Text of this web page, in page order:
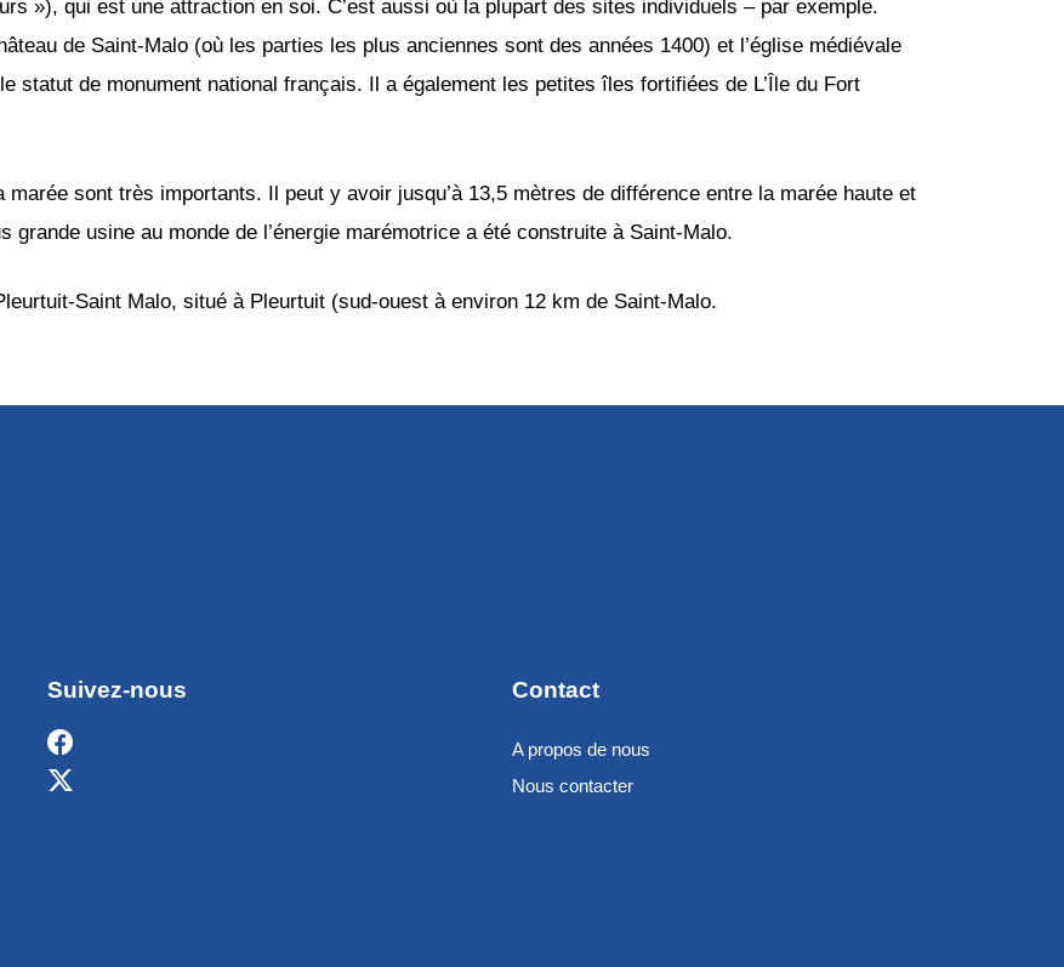
»), qui est une attraction en soi. C’est aussi où la plupart des sites individuels – par exemple.
de Saint-Malo (où les parties les plus anciennes sont des années 1400) et l’église médiévale
statut de monument national français. Il a également les petites îles fortifiées de L’Île du Fort
sont très importants. Il peut y avoir jusqu’à 13,5 mètres de différence entre la marée haute et
grande usine au monde de l’énergie marémotrice a été construite à Saint-Malo.
Saint Malo, situé à Pleurtuit (sud-ouest à environ 12 km de Saint-Malo.
Suivez-nous Contact
A propos de nous
Nous contacter